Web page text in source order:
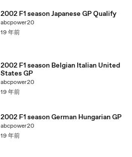
2002 F1 season Japanese GP Qualify
abcpower20
19 年前
2002 F1 season Belgian Italian United
States GP
abcpower20
19 年前
2002 F1 season German Hungarian GP
abcpower20
19 年前